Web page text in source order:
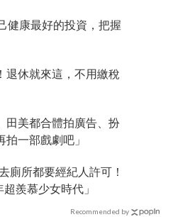
健康最好的投資，把握
退休就來這，不用繳稅
田美都合體拍廣告、扮
一部戲劇吧」
廁所都要經紀人許可！
羨慕少女時代」
Recommended by